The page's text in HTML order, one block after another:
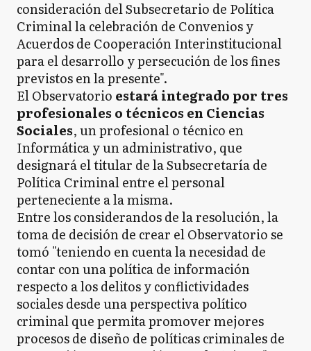
consideración del Subsecretario de Política
Criminal la celebración de Convenios y
Acuerdos de Cooperación Interinstitucional
para el desarrollo y persecución de los fines
previstos en la presente".
El Observatorio estará integrado por tres
profesionales o técnicos en Ciencias
Sociales, un profesional o técnico en
Informática y un administrativo, que
designará el titular de la Subsecretaría de
Política Criminal entre el personal
perteneciente a la misma.
Entre los considerandos de la resolución, la
toma de decisión de crear el Observatorio se
tomó "teniendo en cuenta la necesidad de
contar con una política de información
respecto a los delitos y conflictividades
sociales desde una perspectiva político
criminal que permita promover mejores
procesos de diseño de políticas criminales de